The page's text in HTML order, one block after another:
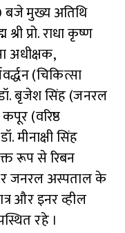
बजे मुख्य अतिथि
प्रो. राधा कृष्ण
अधीक्षक,
(चिकित्सा
बृजेश सिंह (जनरल
(वरिष्ठ
मीनाक्षी सिंह
रूप से रिबन
जनरल अस्पताल के
और इनर व्हील
रहे ।